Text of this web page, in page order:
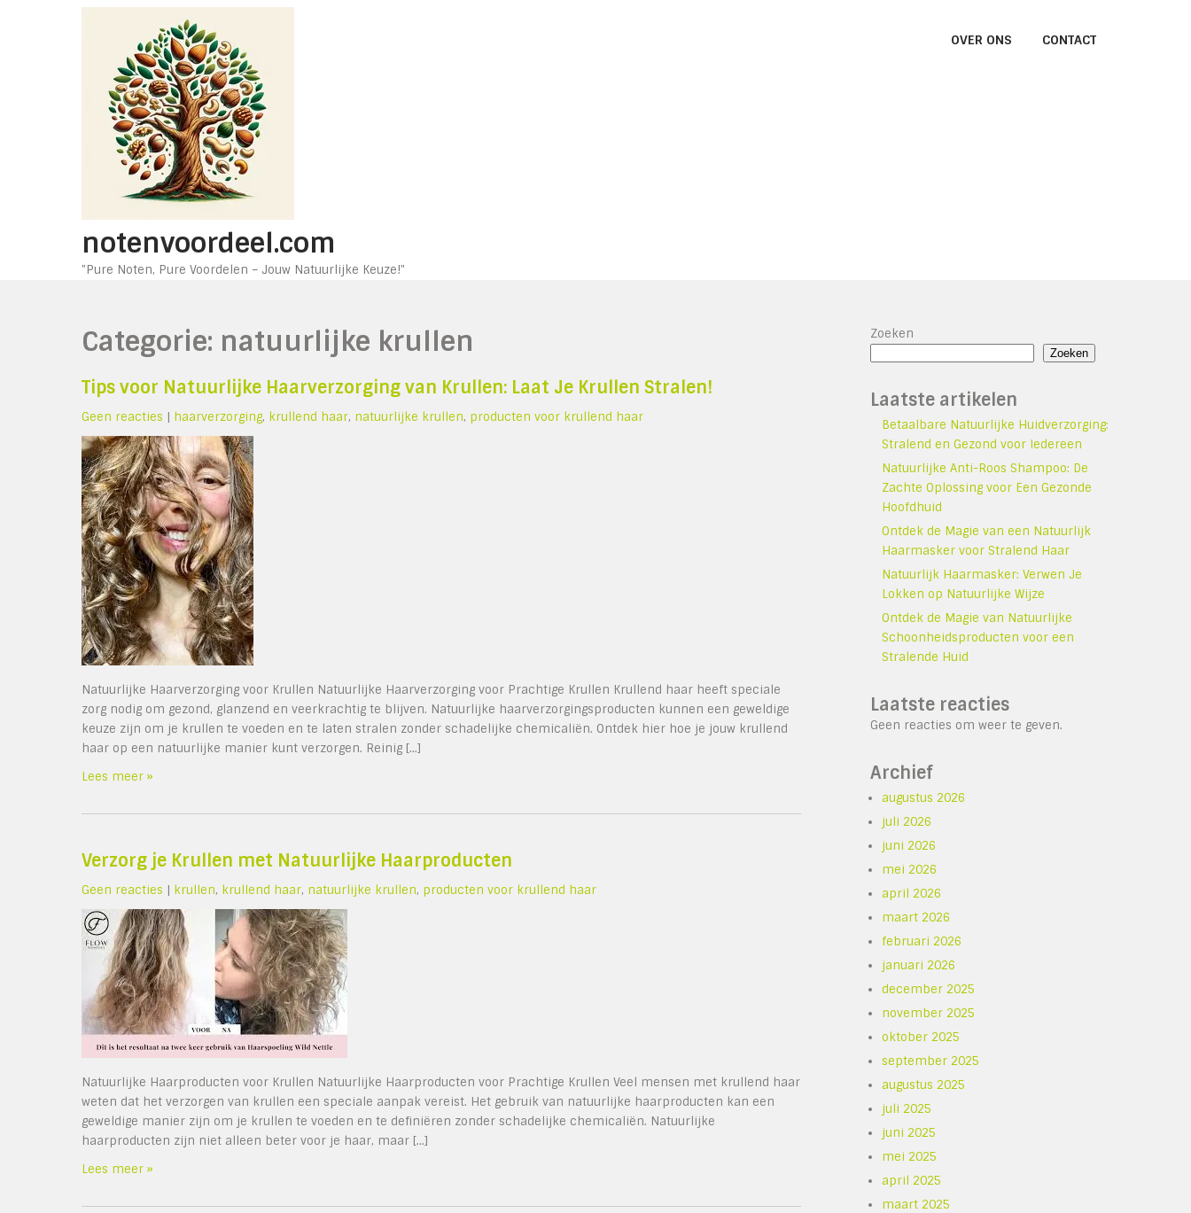
notenvoordeel.com
"Pure Noten, Pure Voordelen – Jouw Natuurlijke Keuze!"
OVER ONS CONTACT
Categorie: natuurlijke krullen
Tips voor Natuurlijke Haarverzorging van Krullen: Laat Je Krullen Stralen!
Geen reacties | haarverzorging, krullend haar, natuurlijke krullen, producten voor krullend haar
Natuurlijke Haarverzorging voor Krullen Natuurlijke Haarverzorging voor Prachtige Krullen Krullend haar heeft speciale
zorg nodig om gezond, glanzend en veerkrachtig te blijven. Natuurlijke haarverzorgingsproducten kunnen een geweldige
keuze zijn om je krullen te voeden en te laten stralen zonder schadelijke chemicaliën. Ontdek hier hoe je jouw krullend
haar op een natuurlijke manier kunt verzorgen. Reinig […]
Lees meer »
Verzorg je Krullen met Natuurlijke Haarproducten
Geen reacties | krullen, krullend haar, natuurlijke krullen, producten voor krullend haar
Natuurlijke Haarproducten voor Krullen Natuurlijke Haarproducten voor Prachtige Krullen Veel mensen met krullend haar
weten dat het verzorgen van krullen een speciale aanpak vereist. Het gebruik van natuurlijke haarproducten kan een
geweldige manier zijn om je krullen te voeden en te definiëren zonder schadelijke chemicaliën. Natuurlijke
haarproducten zijn niet alleen beter voor je haar, maar […]
Lees meer »
Zoeken
Zoeken
Laatste artikelen
Betaalbare Natuurlijke Huidverzorging:
Stralend en Gezond voor Iedereen
Natuurlijke Anti-Roos Shampoo: De
Zachte Oplossing voor Een Gezonde
Hoofdhuid
Ontdek de Magie van een Natuurlijk
Haarmasker voor Stralend Haar
Natuurlijk Haarmasker: Verwen Je
Lokken op Natuurlijke Wijze
Ontdek de Magie van Natuurlijke
Schoonheidsproducten voor een
Stralende Huid
Laatste reacties
Geen reacties om weer te geven.
Archief
augustus 2026
juli 2026
juni 2026
mei 2026
april 2026
maart 2026
februari 2026
januari 2026
december 2025
november 2025
oktober 2025
september 2025
augustus 2025
juli 2025
juni 2025
mei 2025
april 2025
maart 2025